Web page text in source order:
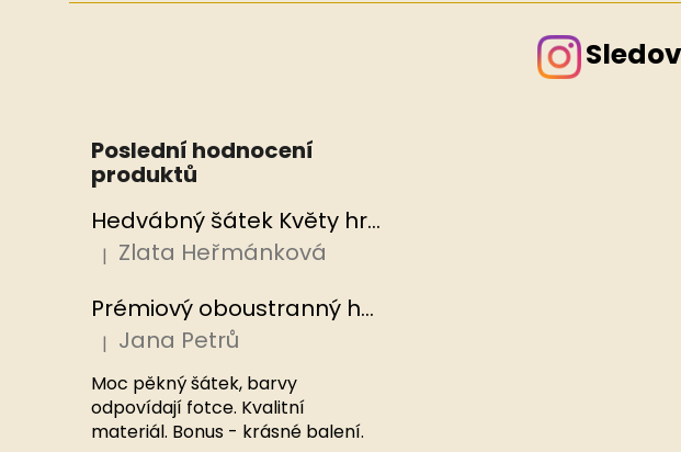
Poslední hodnocení
produktů
Hedvábný šátek Květy hrachoru 53x53 cm v dárkovém balení, HEDVÁBNÝ SVĚT
Hodnocení produktu je 5 z 5 hvězdiček.
| Zlata Heřmánková
Prémiový oboustranný hedvábný šátek Mořský korál, MB
Hodnocení produktu je 5 z 5 hvězdiček.
| Jana Petrů
Moc pěkný šátek, barvy
odpovídají fotce. Kvalitní
materiál. Bonus - krásné balení.